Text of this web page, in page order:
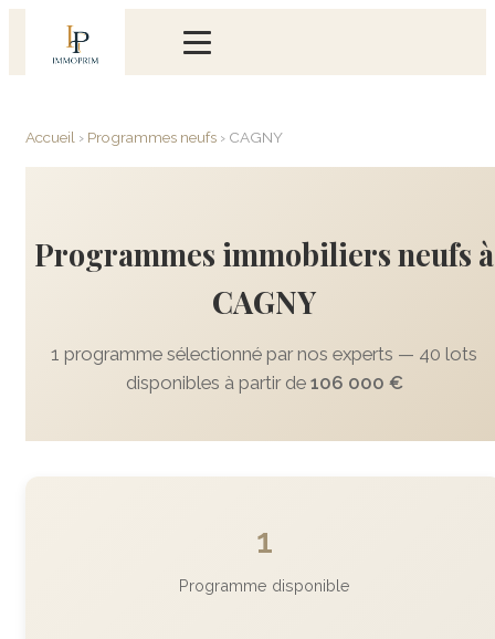
Accueil › Programmes neufs › CAGNY
Programmes immobiliers neufs à
CAGNY
1 programme sélectionné par nos experts — 40 lots
disponibles à partir de 106 000 €
1
Programme disponible